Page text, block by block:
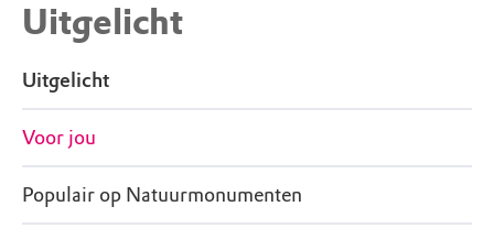
Uitgelicht
Uitgelicht
Voor jou
Populair op Natuurmonumenten